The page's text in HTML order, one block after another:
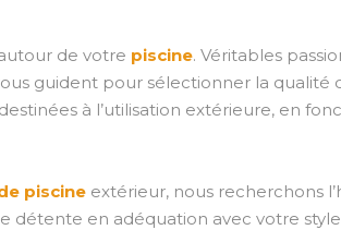
VÉGÉTALISÉES
de votre piscine. Véritables
guident pour sélectionner la qualité
à l’utilisation extérieure, en
piscine extérieur, nous recherchons
détente en adéquation avec votre style